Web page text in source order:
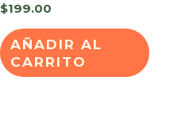
$199.00
AÑADIR AL
CARRITO